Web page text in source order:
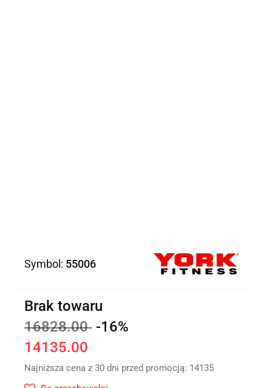
Symbol: 55006
Brak towaru
16828.00 -16%
14135.00
Najniższa cena z 30 dni przed promocją: 14135